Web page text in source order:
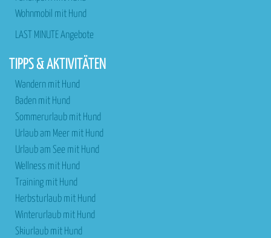
Wohnmobil mit Hund
LAST MINUTE Angebote
TIPPS & AKTIVITÄTEN
Wandern mit Hund
Baden mit Hund
Sommerurlaub mit Hund
Urlaub am Meer mit Hund
Urlaub am See mit Hund
Wellness mit Hund
Training mit Hund
Herbsturlaub mit Hund
Winterurlaub mit Hund
Skiurlaub mit Hund